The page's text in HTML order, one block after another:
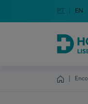
Escolha o
Idioma
PT EN